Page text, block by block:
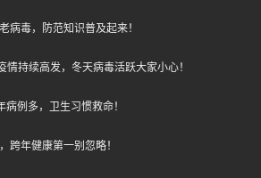
病毒，防范知识普及起来！
持续高发，冬天病毒活跃大家小心！
例多，卫生习惯救命！
跨年健康第一别忽略！